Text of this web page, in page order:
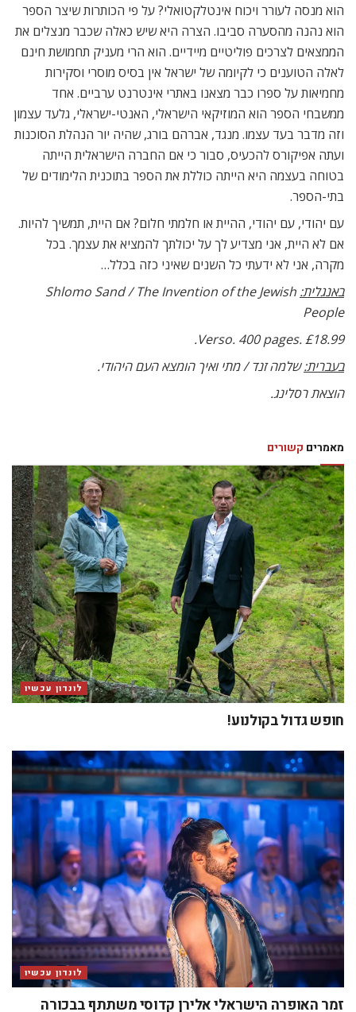
הוא מנסה לעורר ויכוח אינטלקטואלי? על פי הכותרות שיצר הספר
הוא נהנה מהסערה סביבו. הצרה היא שיש כאלה שכבר מנצלים את
הממצאים לצרכים פוליטיים מיידיים. הוא הרי מעניק תחמושת חינם
לאלה הטוענים כי לקיומה של ישראל אין בסיס מוסרי וסקירות
מחמיאות על ספרו כבר מצאנו באתרי אינטרנט ערביים. אחד
ממשבחי הספר הוא המוזיקאי הישראלי, האנטי-ישראלי, גלעד עצמון
וזה מדבר בעד עצמו. מנגד, אברהם בורג, שהיה יור הנהלת הסוכנות
ועתה אפיקורס להכעיס, סבור כי אם החברה הישראלית הייתה
בטוחה בעצמה היא הייתה כוללת את הספר בתוכנית הלימודים של
בתי-הספר.
עם יהודי, עם יהודי, ההיית או חלמתי חלום? אם היית, תמשיך להיות.
אם לא היית, אני מצדיע לך על יכולתך להמציא את עצמך. בכל
מקרה, אני לא ידעתי כל השנים שאיני כזה בכלל…
באנגלית: Shlomo Sand / The Invention of the Jewish
People
Verso. 400 pages. £18.99.
בעברית:שלמה זנד / מתי ואיך הומצא העם היהודי.
הוצאת רסלינג.
מאמרים קשורים
לונדון עכשיו
חופש גדול בקולנוע!
לונדון עכשיו
זמר האופרה הישראלי אלירן קדוסי משתתף בבכורה